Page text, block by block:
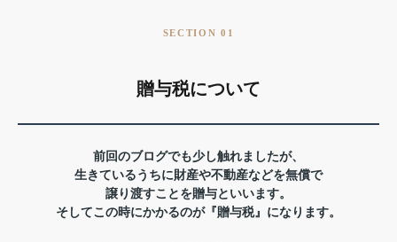
SECTION 01
贈与税について
前回のブログでも少し触れましたが、
生きているうちに財産や不動産などを無償で
譲り渡すことを贈与といいます。
そしてこの時にかかるのが『贈与税』になります。